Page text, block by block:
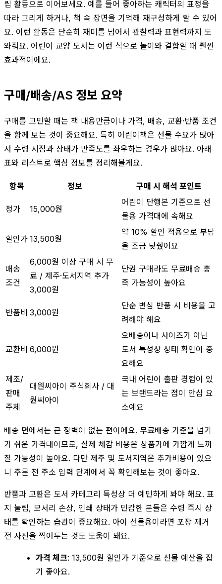
림 활동으로 이어보세요. 예를 들어 좋아하는 캐릭터의 표정을
따라 그리게 하거나, 책 속 장면을 기억해 재구성하게 할 수 있어
요. 이런 활동은 단순히 재미를 넘어서 관찰력과 표현력까지 도
와줘요. 어린이 교양 도서는 이런 식으로 놀이와 결합할 때 훨씬
효과적이에요.
구매/배송/AS 정보 요약
구매를 고민할 때는 책 내용만큼이나 가격, 배송, 교환·반품 조건
을 함께 보는 것이 중요해요. 특히 어린이책은 선물 수요가 많아
서 수령 시점과 상태가 만족도를 좌우하는 경우가 많아요. 아래
표와 리스트로 핵심 정보를 정리해볼게요.
항목 정보 구매 시 해석 포인트
정가 15,000원
어린이 단행본 기준으로 선
물용 가격대에 속해요
할인가 13,500원
약 10% 할인 적용으로 부담
을 조금 낮췄어요
배송
조건
6,000원 이상 구매 시 무
료 / 제주·도서지역 추가
3,000원
단권 구매라도 무료배송 충
족 가능성이 높아요
반품비 3,000원
단순 변심 반품 시 비용을 고
려해야 해요
교환비 6,000원
오배송이나 사이즈가 아닌
도서 특성상 상태 확인이 중
요해요
제조/
판매
주체
대원씨아이 주식회사 / 대
원씨아이
국내 어린이 출판 경험이 있
는 브랜드라는 점이 안심 요
소예요
배송 면에서는 큰 장벽이 없는 편이에요. 무료배송 기준을 넘기
기 쉬운 가격대이므로, 실제 체감 비용은 상품가에 가깝게 느껴
질 가능성이 높아요. 다만 제주 및 도서지역은 추가비용이 있으
니 주문 전 주소 입력 단계에서 꼭 확인해보는 것이 좋아요.
반품과 교환은 도서 카테고리 특성상 더 예민하게 봐야 해요. 표
지 눌림, 모서리 손상, 인쇄 상태가 민감한 분들은 수령 즉시 상
태를 확인하는 습관이 중요해요. 아이 선물용이라면 포장 제거
전 사진을 찍어두는 것도 도움이 돼요.
가격 체크: 13,500원 할인가 기준으로 선물 예산을 잡
기 좋아요.